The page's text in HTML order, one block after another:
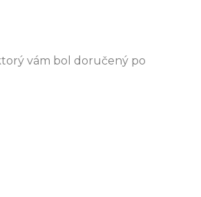
vám bol doručený po